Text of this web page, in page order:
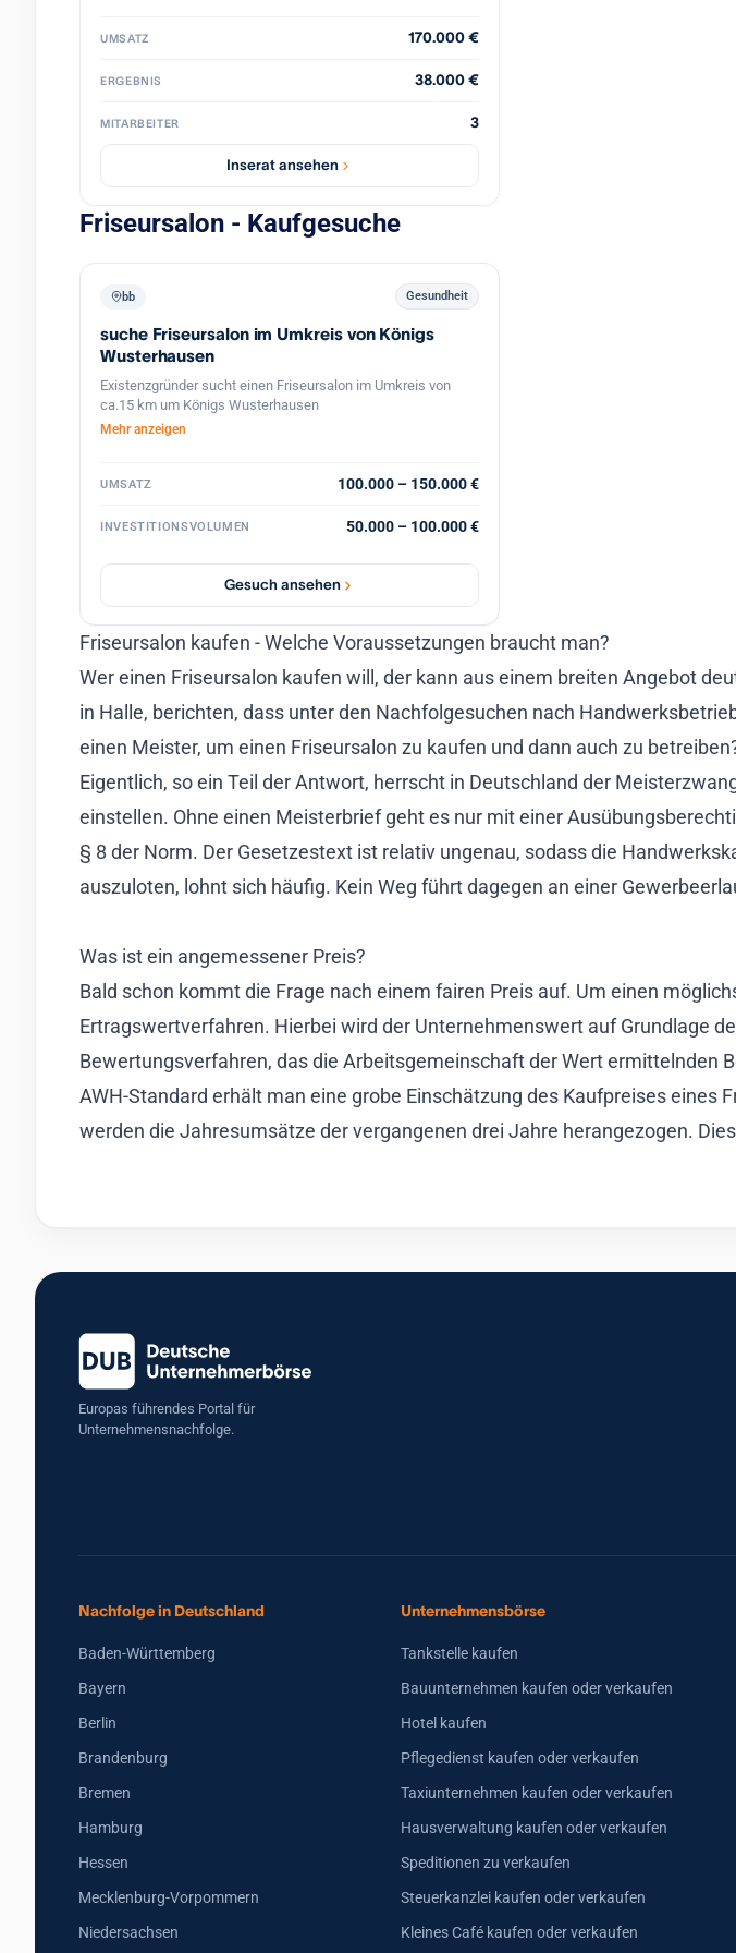
UMSATZ 170.000 €
ERGEBNIS 38.000 €
MITARBEITER 3
Inserat ansehen
Friseursalon - Kaufgesuche
bb Gesundheit
suche Friseursalon im Umkreis von Königs
Wusterhausen
Existenzgründer sucht einen Friseursalon im Umkreis von
ca.15 km um Königs Wusterhausen
Mehr anzeigen
UMSATZ 100.000 – 150.000 €
INVESTITIONSVOLUMEN 50.000 – 100.000 €
Gesuch ansehen
Friseursalon kaufen - Welche Voraussetzungen braucht man?
Wer einen Friseursalon kaufen will, der kann aus einem breiten Angebot
in Halle, berichten, dass unter den Nachfolgesuchen nach
einen Meister, um einen Friseursalon zu kaufen und dann auch zu
Eigentlich, so ein Teil der Antwort, herrscht in Deutschland der
einstellen. Ohne einen Meisterbrief geht es nur mit einer
§ 8 der Norm. Der Gesetzestext ist relativ ungenau, sodass die
auszuloten, lohnt sich häufig. Kein Weg führt dagegen an einer
Was ist ein angemessener Preis?
Bald schon kommt die Frage nach einem fairen Preis auf. Um einen
Ertragswertverfahren. Hierbei wird der Unternehmenswert auf Grundlage
Bewertungsverfahren, das die Arbeitsgemeinschaft der Wert ermittelnden
AWH-Standard erhält man eine grobe Einschätzung des Kaufpreises
werden die Jahresumsätze der vergangenen drei Jahre herangezogen.
Europas führendes Portal für
Unternehmensnachfolge.
Nachfolge in Deutschland
Baden-Württemberg
Bayern
Berlin
Brandenburg
Bremen
Hamburg
Hessen
Mecklenburg-Vorpommern
Niedersachsen
Unternehmensbörse
Tankstelle kaufen
Bauunternehmen kaufen oder verkaufen
Hotel kaufen
Pflegedienst kaufen oder verkaufen
Taxiunternehmen kaufen oder verkaufen
Hausverwaltung kaufen oder verkaufen
Speditionen zu verkaufen
Steuerkanzlei kaufen oder verkaufen
Kleines Café kaufen oder verkaufen